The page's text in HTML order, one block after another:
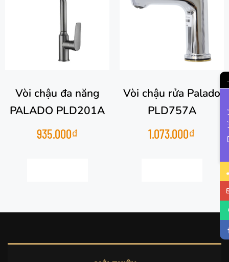
Vòi chậu đa năng
PALADO PLD201A
935.000₫
Vòi chậu rửa Palado
PLD757A
1.073.000₫